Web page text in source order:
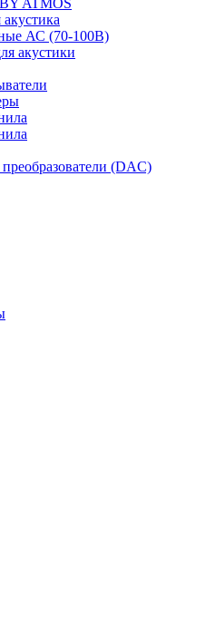
ATMOS
АС (70-100В)
акустики
(DAC)